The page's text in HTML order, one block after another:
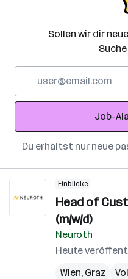
Sollen wir dir
Adresse
Job-
Du erhältst nur neue
Einblicke
Head of
(m/w/d)
Neuroth
Heute
Wien, Graz